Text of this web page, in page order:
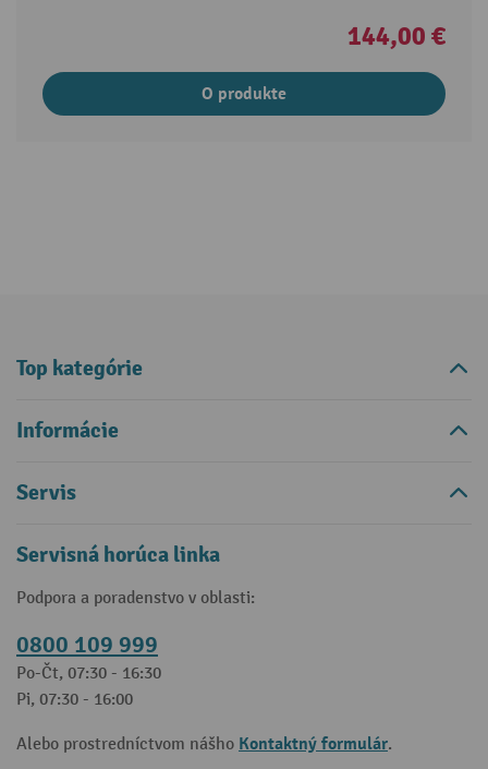
144,00 €
O produkte
Top kategórie
Informácie
Servis
Servisná horúca linka
Podpora a poradenstvo v oblasti:
0800 109 999
Po-Čt, 07:30 - 16:30
Pi, 07:30 - 16:00
Alebo prostredníctvom nášho Kontaktný formulár.